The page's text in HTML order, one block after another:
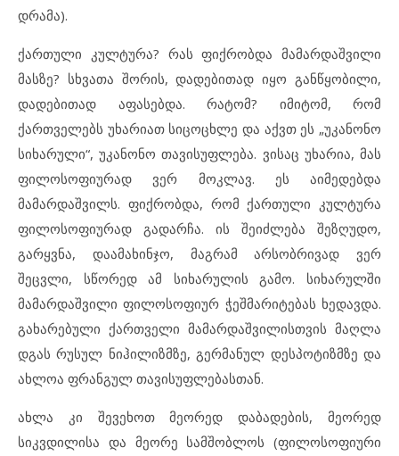
დრამა).
ქართული კულტურა? რას ფიქრობდა მამარდაშვილი
მასზე? სხვათა შორის, დადებითად იყო განწყობილი,
დადებითად აფასებდა. რატომ? იმიტომ, რომ
ქართველებს უხარიათ სიცოცხლე და აქვთ ეს „უკანონო
სიხარული“, უკანონო თავისუფლება. ვისაც უხარია, მას
ფილოსოფიურად ვერ მოკლავ. ეს აიმედებდა
მამარდაშვილს. ფიქრობდა, რომ ქართული კულტურა
ფილოსოფიურად გადარჩა. ის შეიძლება შეზღუდო,
გარყვნა, დაამახინჯო, მაგრამ არსობრივად ვერ
შეცვლი, სწორედ ამ სიხარულის გამო. სიხარულში
მამარდაშვილი ფილოსოფიურ ჭეშმარიტებას ხედავდა.
გახარებული ქართველი მამარდაშვილისთვის მაღლა
დგას რუსულ ნიჰილიზმზე, გერმანულ დესპოტიზმზე და
ახლოა ფრანგულ თავისუფლებასთან.
ახლა კი შევეხოთ მეორედ დაბადების, მეორედ
სიკვდილისა და მეორე სამშობლოს (ფილოსოფიური